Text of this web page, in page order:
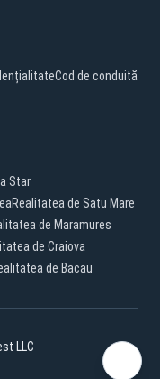
Cod de conduită
Star
Realitatea de Satu Mare
de Maramures
de Craiova
de Bacau
LLC